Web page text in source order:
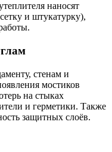
наносят
и штукатурку),
стенам и
мостиков
на стыках
и герметики. Также
защитных слоёв.